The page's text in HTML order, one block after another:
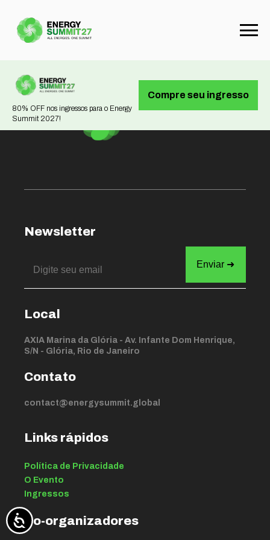
80% OFF nos ingressos para o Energy
Summit 2027!
Compre seu ingresso
Not found
Newsletter
Local
AXIA Marina da Glória - Av. Infante Dom Henrique,
S/N - Glória, Rio de Janeiro
Contato
contact@energysummit.global
Links rápidos
Política de Privacidade
O Evento
Ingressos
Co-organizadores